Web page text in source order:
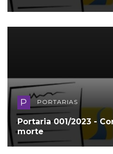
P PORTARIAS
Portaria 001/2023 -
morte